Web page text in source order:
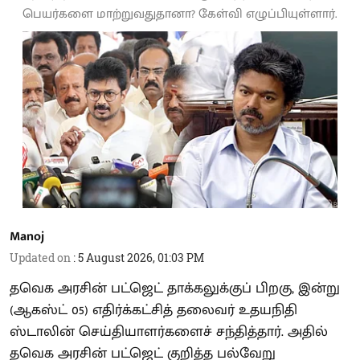
பெயர்களை மாற்றுவதுதானா? கேள்வி எழுப்பியுள்ளார்.
Manoj
Updated on :5 August 2026, 01:03 PM
தவெக அரசின் பட்ஜெட் தாக்கலுக்குப் பிறகு, இன்று
(ஆகஸ்ட் 05) எதிர்க்கட்சித் தலைவர் உதயநிதி
ஸ்டாலின் செய்தியாளர்களைச் சந்தித்தார். அதில்
தவெக அரசின் பட்ஜெட் குறித்த பல்வேறு